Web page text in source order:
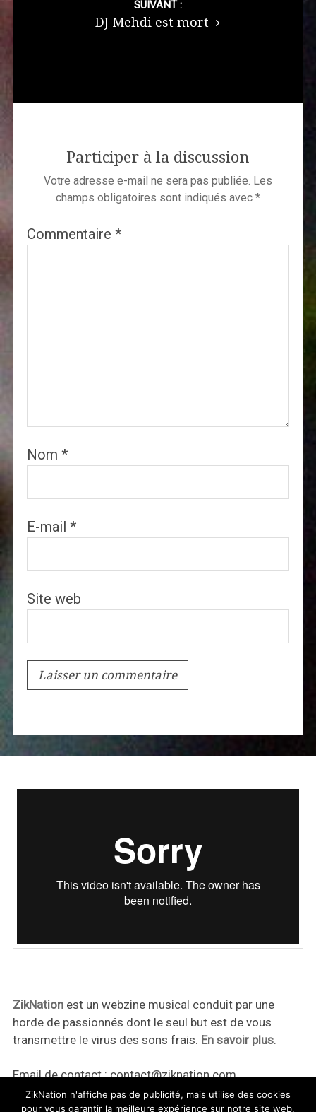
SUIVANT :
DJ Mehdi est mort
Participer à la discussion
Votre adresse e-mail ne sera pas publiée. Les
champs obligatoires sont indiqués avec *
Commentaire *
Nom *
E-mail *
Site web
ZikNationest un webzine musical conduit par une
horde de passionnés dont le seul but est de vous
transmettre le virus des sons frais. En savoir plus.
Email de contact :contact@ziknation.com
ZikNation n'affiche pas de publicité, mais utilise des cookies
pour vous garantir la meilleure expérience sur notre site web.